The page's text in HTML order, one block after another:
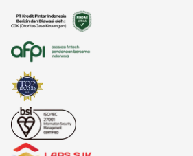
administrasi bisnis
american music awards 2021